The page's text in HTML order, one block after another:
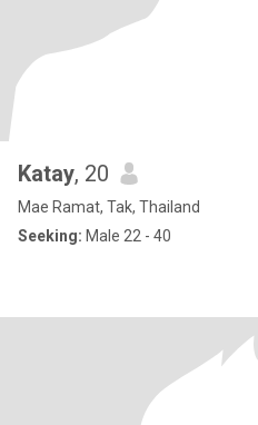
Katay, 20
Mae Ramat, Tak, Thailand
Seeking: Male 22 - 40